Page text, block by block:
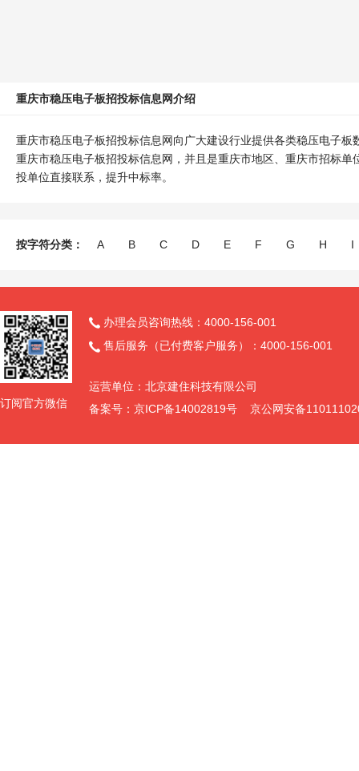
重庆市稳压电子板招投标信息网介绍
重庆市稳压电子板招投标信息网向广大建设行业提供各类稳压电子
重庆市稳压电子板招投标信息网，并且是重庆市地区、重庆市招标
投单位直接联系，提升中标率。
按字符分类： A B C D E F G H I
订阅官方微信
 办理会员咨询热线：4000-156-001
 售后服务（已付费客户服务）：4000-156-001
运营单位：北京建住科技有限公司
备案号：京ICP备14002819号 京公网安备